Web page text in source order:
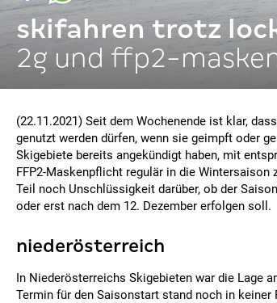
skifahren trotz
2g und ffp2-
(22.11.2021) Seit dem Wochenende ist klar,
genutzt werden dürfen, wenn sie geimpft oder
Skigebiete bereits angekündigt haben, mit
FFP2-Maskenpflicht regulär in die Wintersaison
Teil noch Unschlüssigkeit darüber, ob der
oder erst nach dem 12. Dezember erfolgen soll.
niederösterreich
In Niederösterreichs Skigebieten war die Lage
Termin für den Saisonstart stand noch in